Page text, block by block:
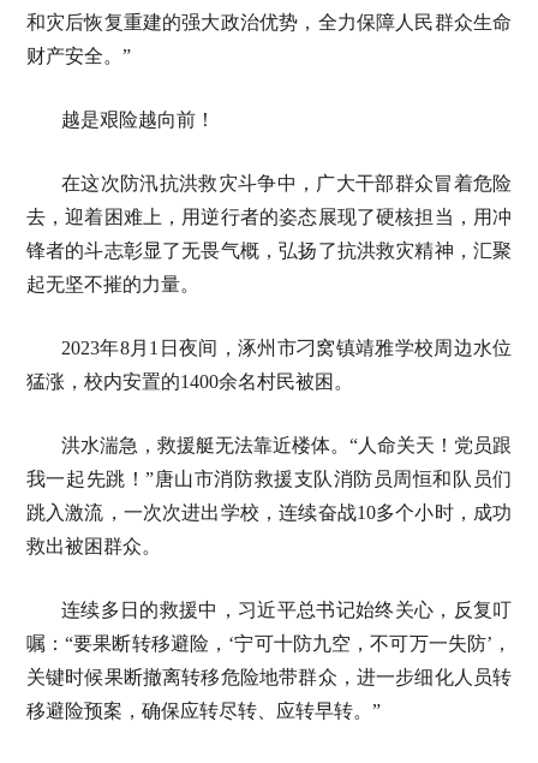
和灾后恢复重建的强大政治优势，全力保障人民群众生命
财产安全。”
越是艰险越向前！
在这次防汛抗洪救灾斗争中，广大干部群众冒着危险
去，迎着困难上，用逆行者的姿态展现了硬核担当，用冲
锋者的斗志彰显了无畏气概，弘扬了抗洪救灾精神，汇聚
起无坚不摧的力量。
2023年8月1日夜间，涿州市刁窝镇靖雅学校周边水位
猛涨，校内安置的1400余名村民被困。
洪水湍急，救援艇无法靠近楼体。“人命关天！党员跟
我一起先跳！”唐山市消防救援支队消防员周恒和队员们
跳入激流，一次次进出学校，连续奋战10多个小时，成功
救出被困群众。
连续多日的救援中，习近平总书记始终关心，反复叮
嘱：“要果断转移避险，‘宁可十防九空，不可万一失防’，
关键时候果断撤离转移危险地带群众，进一步细化人员转
移避险预案，确保应转尽转、应转早转。”